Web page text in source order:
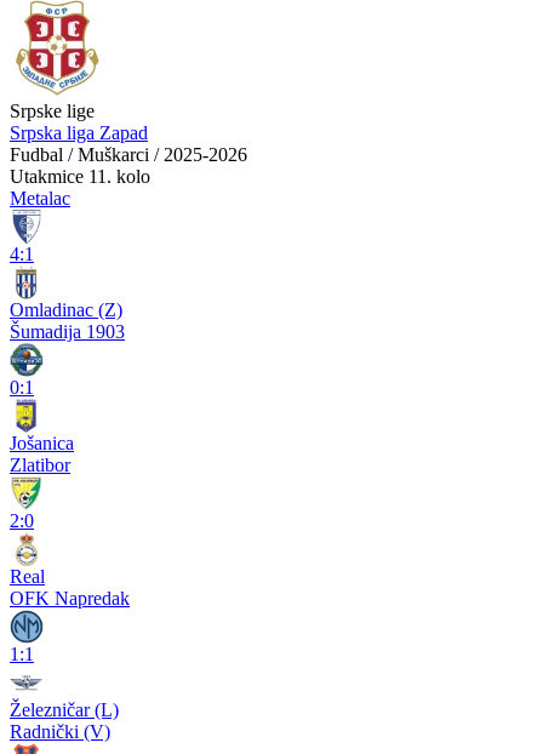
Srpske lige
Srpska liga Zapad
Fudbal / Muškarci / 2025-2026
Utakmice 11. kolo
Metalac
4:1
Omladinac (Z)
Šumadija 1903
0:1
Jošanica
Zlatibor
2:0
Real
OFK Napredak
1:1
Železničar (L)
Radnički (V)